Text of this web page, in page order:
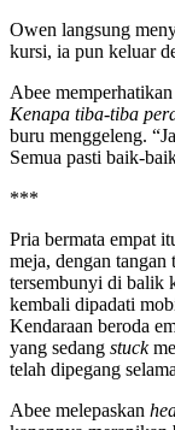
Owen langsung
kursi, ia pun keluar
Abee
Kenapa tiba-tiba
buru menggeleng.
Semua pasti baik-
***
Pria bermata empat
meja, dengan
tersembunyi di balik
kembali dipadati
Kendaraan beroda
yang sedang stuck
telah dipegang
Abee melepaskan